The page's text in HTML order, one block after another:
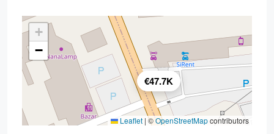
€47.7K
+
−
Leaflet | ©OpenStreetMapcontributors